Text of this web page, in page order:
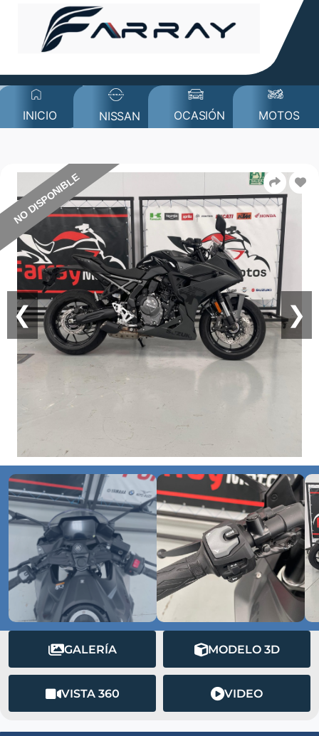
INICIO NISSAN OCASIÓN MOTOS
❮ ❯
NO DISPONIBLE
GALERÍA MODELO 3D
VISTA 360 VIDEO